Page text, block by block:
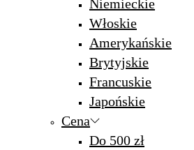
Niemieckie
Włoskie
Amerykańskie
Brytyjskie
Francuskie
Japońskie
Cena
Do 500 zł